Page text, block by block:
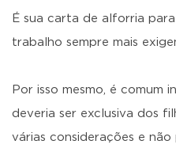
É sua carta de alforria
trabalho sempre mais
Por isso mesmo, é comum
deveria ser exclusiva dos
várias considerações e